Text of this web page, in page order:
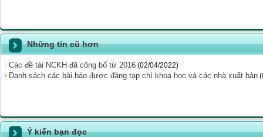
Những tin cũ hơn
Các đề tài NCKH đã công bố từ 2016 (02/04/2022)
Danh sách các bài báo được đăng tạp chí khoa học và các nhà xuất bản
Ý kiến bạn đọc